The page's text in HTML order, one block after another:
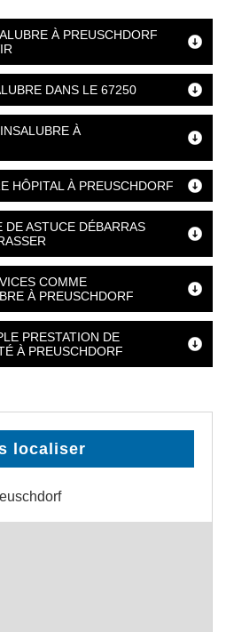
À PREUSCHDORF
DANS LE 67250
À
HÔPITAL À PREUSCHDORF
ASTUCE DÉBARRAS
COMME
À PREUSCHDORF
PRESTATION DE
À PREUSCHDORF
localiser